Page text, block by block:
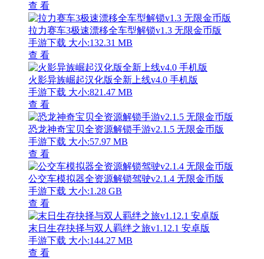
查 看
拉力赛车3极速漂移全车型解锁v1.3 无限金币版
手游下载 大小:132.31 MB
查 看
火影异族崛起汉化版全新上线v4.0 手机版
手游下载 大小:821.47 MB
查 看
恐龙神奇宝贝全资源解锁手游v2.1.5 无限金币版
手游下载 大小:57.97 MB
查 看
公交车模拟器全资源解锁驾驶v2.1.4 无限金币版
手游下载 大小:1.28 GB
查 看
末日生存抉择与双人羁绊之旅v1.12.1 安卓版
手游下载 大小:144.27 MB
查 看